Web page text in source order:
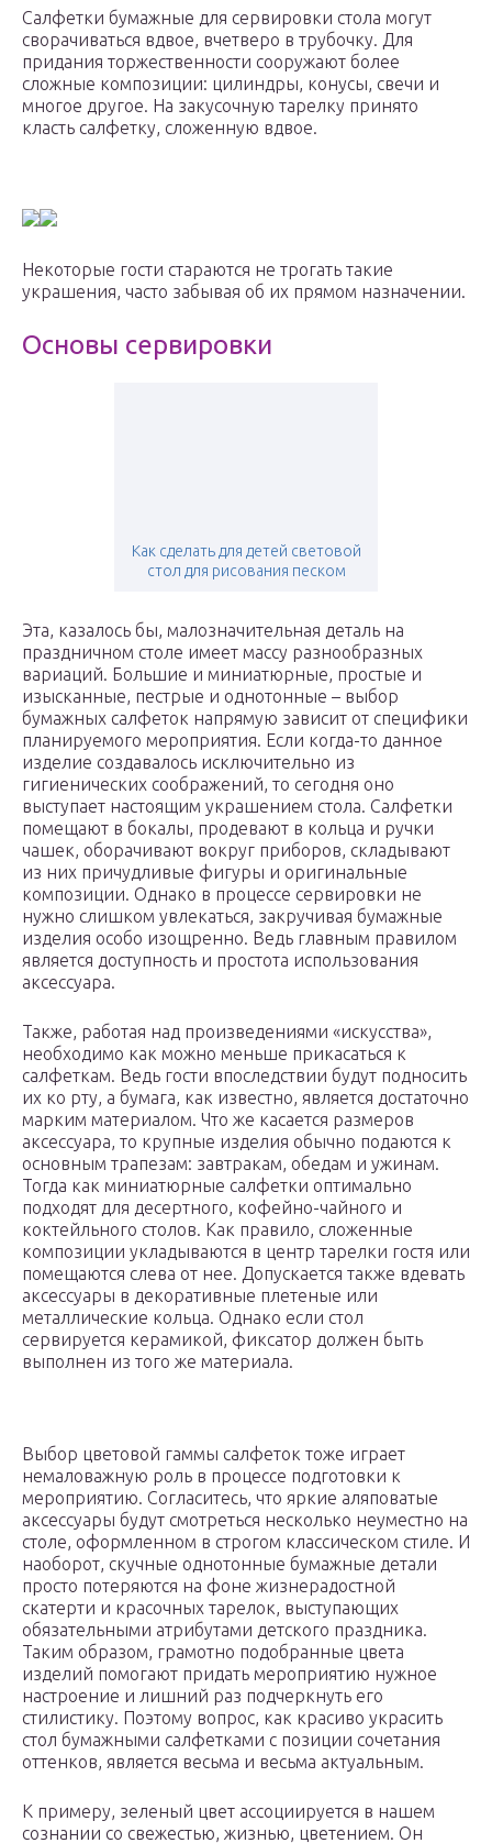
Салфетки бумажные для сервировки стола могут
сворачиваться вдвое, вчетверо в трубочку. Для
придания торжественности сооружают более
сложные композиции: цилиндры, конусы, свечи и
многое другое. На закусочную тарелку принято
класть салфетку, сложенную вдвое.
Некоторые гости стараются не трогать такие
украшения, часто забывая об их прямом назначении.
Основы сервировки
Как сделать для детей световой
стол для рисования песком
Эта, казалось бы, малозначительная деталь на
праздничном столе имеет массу разнообразных
вариаций. Большие и миниатюрные, простые и
изысканные, пестрые и однотонные – выбор
бумажных салфеток напрямую зависит от специфики
планируемого мероприятия. Если когда-то данное
изделие создавалось исключительно из
гигиенических соображений, то сегодня оно
выступает настоящим украшением стола. Салфетки
помещают в бокалы, продевают в кольца и ручки
чашек, оборачивают вокруг приборов, складывают
из них причудливые фигуры и оригинальные
композиции. Однако в процессе сервировки не
нужно слишком увлекаться, закручивая бумажные
изделия особо изощренно. Ведь главным правилом
является доступность и простота использования
аксессуара.
Также, работая над произведениями «искусства»,
необходимо как можно меньше прикасаться к
салфеткам. Ведь гости впоследствии будут подносить
их ко рту, а бумага, как известно, является достаточно
марким материалом. Что же касается размеров
аксессуара, то крупные изделия обычно подаются к
основным трапезам: завтракам, обедам и ужинам.
Тогда как миниатюрные салфетки оптимально
подходят для десертного, кофейно-чайного и
коктейльного столов. Как правило, сложенные
композиции укладываются в центр тарелки гостя или
помещаются слева от нее. Допускается также вдевать
аксессуары в декоративные плетеные или
металлические кольца. Однако если стол
сервируется керамикой, фиксатор должен быть
выполнен из того же материала.
Выбор цветовой гаммы салфеток тоже играет
немаловажную роль в процессе подготовки к
мероприятию. Согласитесь, что яркие аляповатые
аксессуары будут смотреться несколько неуместно на
столе, оформленном в строгом классическом стиле. И
наоборот, скучные однотонные бумажные детали
просто потеряются на фоне жизнерадостной
скатерти и красочных тарелок, выступающих
обязательными атрибутами детского праздника.
Таким образом, грамотно подобранные цвета
изделий помогают придать мероприятию нужное
настроение и лишний раз подчеркнуть его
стилистику. Поэтому вопрос, как красиво украсить
стол бумажными салфетками с позиции сочетания
оттенков, является весьма и весьма актуальным.
К примеру, зеленый цвет ассоциируется в нашем
сознании со свежестью, жизнью, цветением. Он